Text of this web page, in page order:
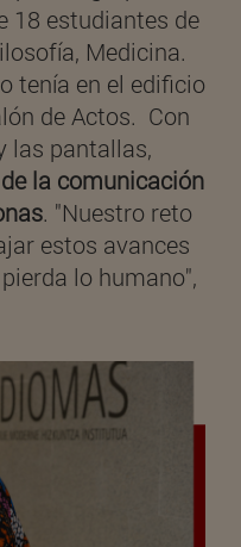
18 estudiantes de
Medicina.
tenía en el edificio
de Actos. Con
las pantallas,
la comunicación
. "Nuestro reto
estos avances
lo humano",